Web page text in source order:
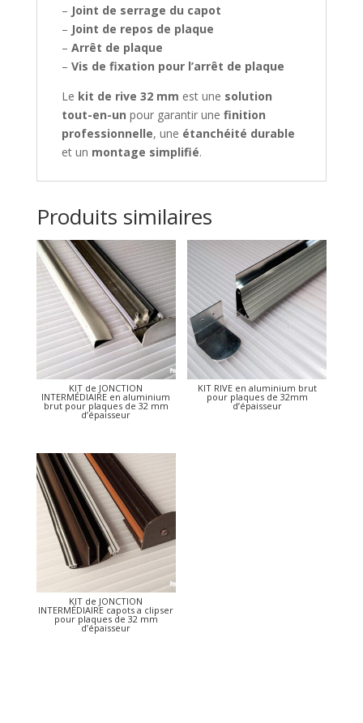
– Joint de serrage du capot
– Joint de repos de plaque
– Arrêt de plaque
– Vis de fixation pour l’arrêt de plaque
Le kit de rive 32 mm est une solution
tout-en-un pour garantir une finition
professionnelle, une étanchéité durable
et un montage simplifié.
Produits similaires
KIT de JONCTION
INTERMÉDIAIRE en aluminium
brut pour plaques de 32 mm
d’épaisseur
KIT RIVE en aluminium brut
pour plaques de 32mm
d’épaisseur
KIT de JONCTION
INTERMÉDIAIRE capots a clipser
pour plaques de 32 mm
d’épaisseur